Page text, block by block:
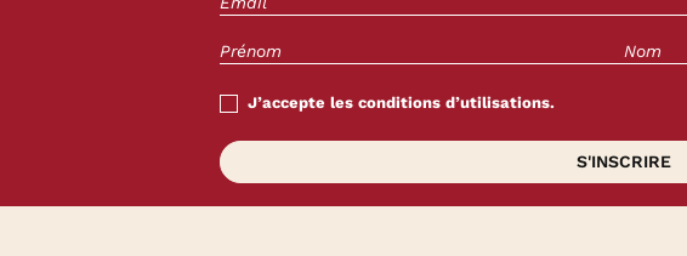
J’accepte les conditions d’utilisations.